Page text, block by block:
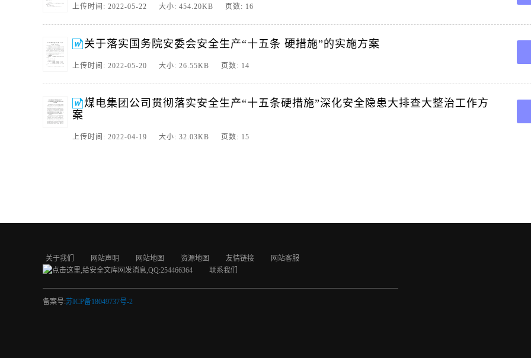
上传时间: 2022-05-22 大小: 454.20KB 页数: 16
关于落实国务院安委会安全生产“十五条 硬措施”的实施方案
上传时间: 2022-05-20 大小: 26.55KB 页数: 14
煤电集团公司贯彻落实安全生产“十五条硬措施”深化安全隐患大排查大整治工作方
案
上传时间: 2022-04-19 大小: 32.03KB 页数: 15
关于我们 网站声明 网站地图 资源地图 友情链接
网站客服
联系我们
备案号:苏ICP备18049737号-2